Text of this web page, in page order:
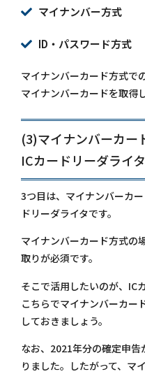
マイナンバー方式
ID・パスワード方式
マイナンバーカード方式で
マイナンバーカードを取得
(3)マイナンバーカー
ICカードリーダライタ
3つ目は、マイナンバーカ
ドリーダライタです。
マイナンバーカード方式の
取りが必須です。
そこで活用したいのが、IC
こちらでマイナンバーカー
しておきましょう。
なお、2021年分の確定申
りました。したがって、マ